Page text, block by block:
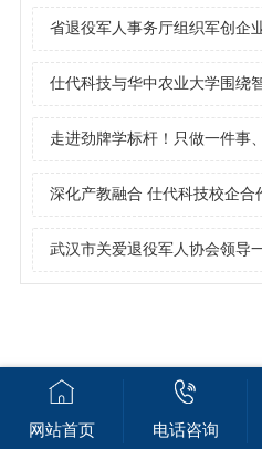
省退役军人事务厅组织军创企
仕代科技与华中农业大学围绕
走进劲牌学标杆！只做一件事
深化产教融合 仕代科技校企合
武汉市关爱退役军人协会领导
网站首页 电话咨询